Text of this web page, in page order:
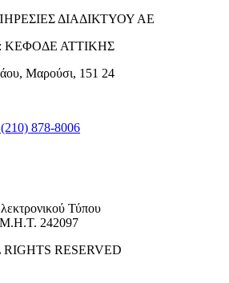
ΔΙΑΔΙΚΤΥΟΥ ΑΕ
ΚΕΦΟΔΕ ΑΤΤΙΚΗΣ
Μαρούσι, 151 24
878-8006
Τύπου
Μ.Η.Τ. 242097
RESERVED